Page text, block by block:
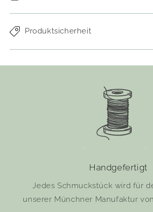
Produktsicherheit
Handgefertigt
Jedes Schmuckstück wird für
unserer Münchner Manufaktur